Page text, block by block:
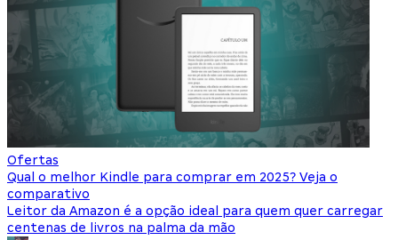
Ofertas
Qual o melhor Kindle para comprar em 2025? Veja o
comparativo
Leitor da Amazon é a opção ideal para quem quer carregar
centenas de livros na palma da mão